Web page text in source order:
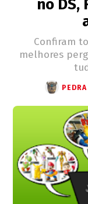
no
Confiram
melhores